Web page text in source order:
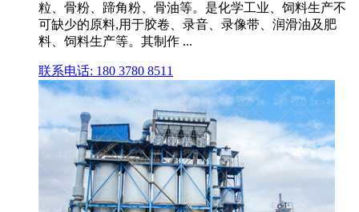
粒、骨粉、蹄角粉、骨油等。是化学工业、饲料生产不
可缺少的原料,用于胶卷、录音、录像带、润滑油及肥
料、饲料生产等。其制作 ...
联系电话: 180 3780 8511